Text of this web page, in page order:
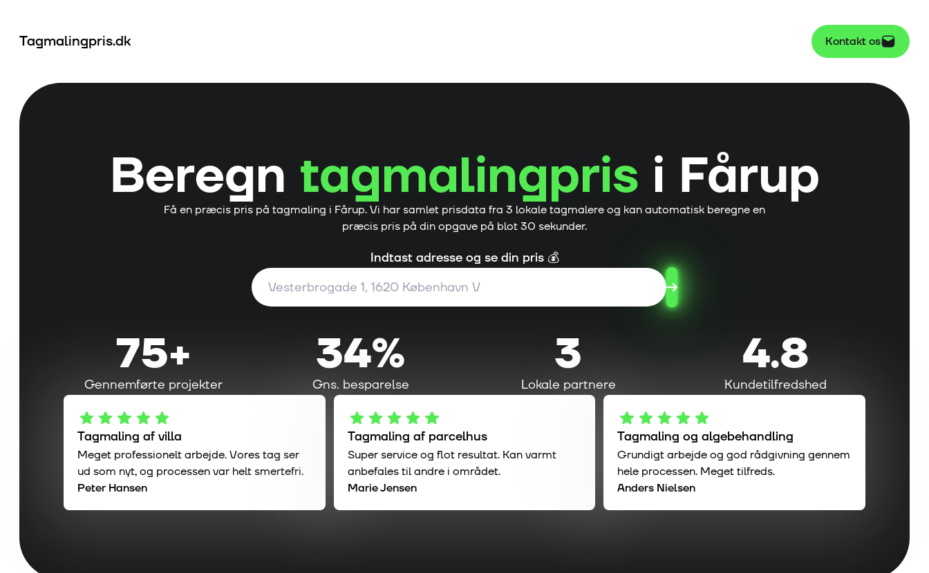
Tagmalingpris.dk Kontakt os
Beregn tagmalingpris i Fårup
Få en præcis pris på tagmaling i Fårup. Vi har samlet prisdata fra 3 lokale tagmalere og kan automatisk beregne en
præcis pris på din opgave på blot 30 sekunder.
Indtast adresse og se din pris 💰
75+
Gennemførte projekter
34%
Gns. besparelse
3
Lokale partnere
4.8
Kundetilfredshed
Tagmaling af villa
Meget professionelt arbejde. Vores tag ser
ud som nyt, og processen var helt smertefri.
Peter Hansen
Tagmaling af parcelhus
Super service og flot resultat. Kan varmt
anbefales til andre i området.
Marie Jensen
Tagmaling og algebehandling
Grundigt arbejde og god rådgivning gennem
hele processen. Meget tilfreds.
Anders Nielsen